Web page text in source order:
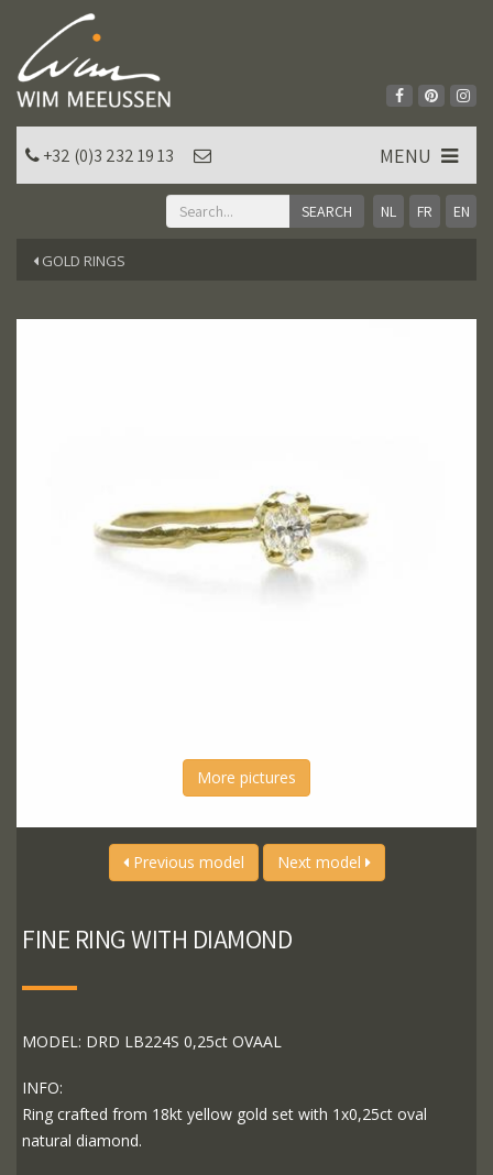
NL FR EN
+32 (0)3 232 19 13 MENU
GOLD RINGS
More pictures
Previous model Next model
FINE RING WITH DIAMOND
MODEL: DRD LB224S 0,25ct OVAAL
INFO:
Ring crafted from 18kt yellow gold set with 1x0,25ct oval
natural diamond.